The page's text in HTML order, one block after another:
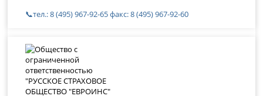
📞тел.: 8 (495) 967-92-65 факс: 8 (495) 967-92-60